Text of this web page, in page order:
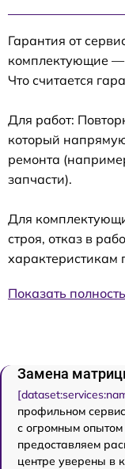
Гарантия от
комплектующие —
Что считается
Для работ:
который
ремонта
запчасти).
Для
строя, отказ в
характеристикам
Показать
Замена
профильном
с огромным опытом
предоставляем
центре уверены в